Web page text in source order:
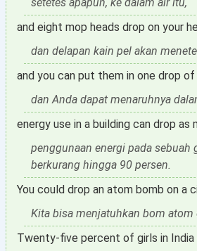
and eight mop heads drop on your
dan delapan kain pel akan
and you can put them in one drop of
dan Anda dapat menaruhnya
energy use in a building can drop as
penggunaan energi pada sebuah
berkurang hingga 90 persen.
You could drop an atom bomb on a
Kita bisa menjatuhkan bom atom
Twenty-five percent of girls in